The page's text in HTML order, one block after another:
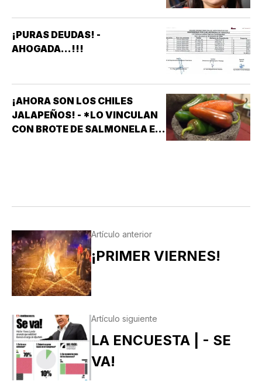
¡PURAS DEUDAS! -
AHOGADA...!!!
¡AHORA SON LOS CHILES
JALAPEÑOS! - *LO VINCULAN
CON BROTE DE SALMONELA EN
Artículo anterior
¡PRIMER VIERNES!
Artículo siguiente
LA ENCUESTA | - SE
VA!